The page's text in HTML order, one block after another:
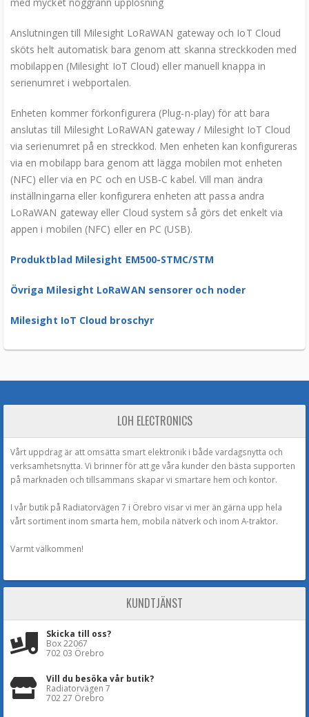
Anslutningen till Milesight LoRaWAN gateway och IoT Cloud
sköts helt automatisk bara genom att skanna streckkoden med
mobilappen (Milesight IoT Cloud) eller manuell knappa in
serienumret i webportalen.
Enheten kommer förkonfigurera (Plug-n-play) för att bara
anslutas till Milesight LoRaWAN gateway / Milesight IoT Cloud
via serienumret på en streckkod. Men enheten kan konfigureras
via en mobilapp bara genom att lägga mobilen mot enheten
(NFC) eller via en PC och en USB-C kabel. Vill man ändra
inställningarna eller konfigurera enheten att passa andra
LoRaWAN gateway eller Cloud system så görs det enkelt via
appen i mobilen (NFC) eller en PC (USB).
Produktblad Milesight EM500-STMC/STM
Övriga Milesight LoRaWAN sensorer och noder
Milesight IoT Cloud broschyr
LOH ELECTRONICS
Vårt uppdrag är att omsätta smart elektronik i både vardagsnytta och
verksamhetsnytta. Vi brinner för att ge våra kunder den bästa supporten
på marknaden och tillsammans skapar vi smartare hem och kontor.
I vår butik på Radiatorvägen 7 i Örebro visar vi mer än gärna upp hela
vårt sortiment inom smarta hem, mobila nätverk och inom A-traktor.
Varmt välkommen!
KUNDTJÄNST
Skicka till oss?
Box 22067
702 03 Örebro
Vill du besöka vår butik?
Radiatorvägen 7
702 27 Örebro